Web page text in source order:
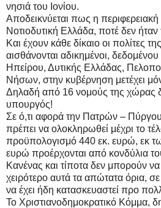
νησιά του Ιονίου.
Αποδεικνύεται πως η περιφερειακή
Νοτιοδυτική Ελλάδα, ποτέ δεν
Και έχουν κάθε δίκαιο οι πολίτες
αισθάνονται αδικημένοι, δεδομένου
Ηπείρου, Δυτικής Ελλάδας,
Νήσων, στην κυβέρνηση μετέχει
Δηλαδή από 16 νομούς της χώρας
υπουργός!
Σε ό,τι αφορά την Πατρών –
πρέπει να ολοκληρωθεί μέχρι το
προϋπολογισμό 440 εκ. ευρώ, εκ
ευρώ προέρχονται από κονδύλια
Κανένας και τίποτα δεν μπορούν
χειρότερο αυτά τα απώτατα όρια,
να έχει ήδη κατασκευαστεί προ
Το Χριστιανοδημοκρατικό Κόμμα,